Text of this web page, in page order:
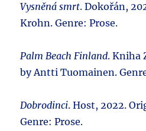
Vysněná smrt. Dokořán,
Krohn. Genre: Prose.
Palm Beach Finland. Kniha
by Antti Tuomainen.
Dobrodinci. Host, 2022.
Genre: Prose.